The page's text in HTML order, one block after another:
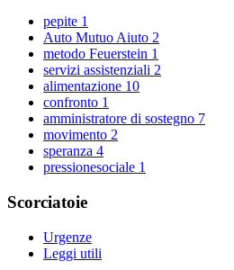
pepite 1
Auto Mutuo Aiuto 2
metodo Feuerstein 1
servizi assistenziali 2
alimentazione 10
confronto 1
amministratore di sostegno 7
movimento 2
speranza 4
pressionesociale 1
Scorciatoie
Urgenze
Leggi utili